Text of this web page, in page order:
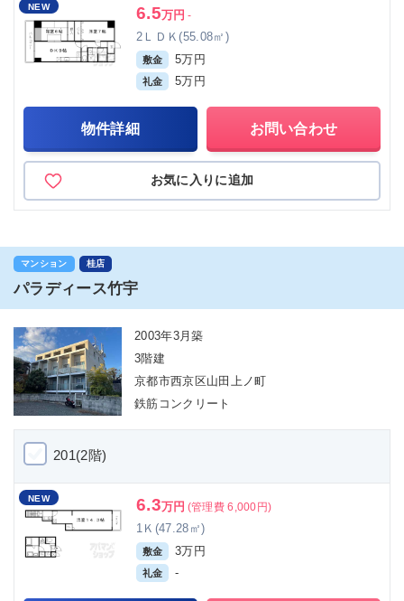
NEW 6.5万円 -
2ＬＤＫ(55.08㎡)
敷金 5万円
礼金 5万円
物件詳細 お問い合わせ
お気に入りに追加
マンション 桂店
パラディース竹宇
2003年3月築
3階建
京都市西京区山田上ノ町
鉄筋コンクリート
201(2階)
NEW 6.3万円 (管理費 6,000円)
1Ｋ(47.28㎡)
敷金 3万円
礼金 -